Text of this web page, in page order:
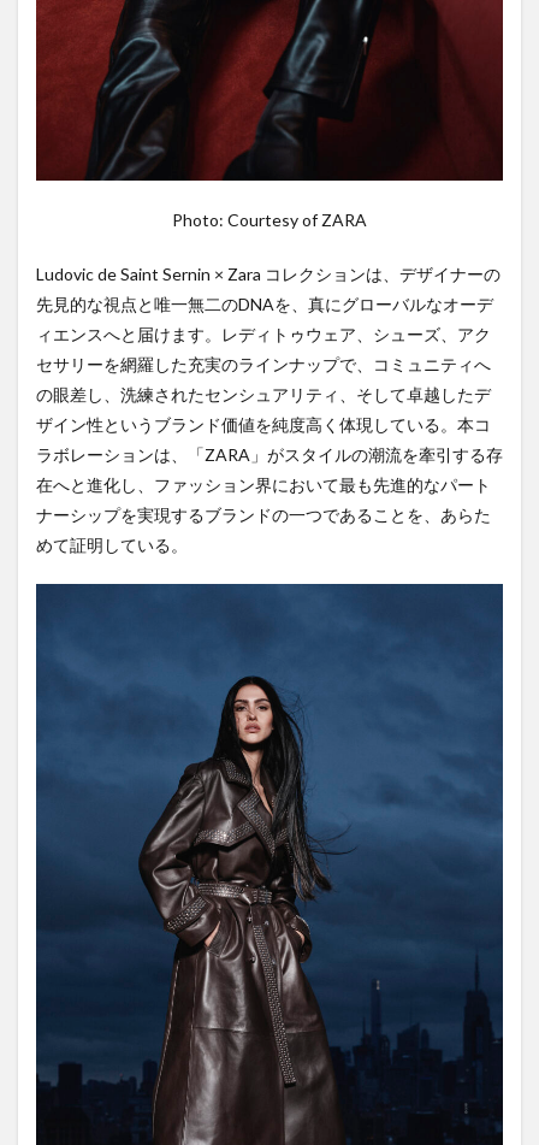
Photo: Courtesy of ZARA
Ludovic de Saint Sernin × Zara コレクションは、デザイナーの
先見的な視点と唯一無二のDNAを、真にグローバルなオーデ
ィエンスへと届けます。レディトゥウェア、シューズ、アク
セサリーを網羅した充実のラインナップで、コミュニティへ
の眼差し、洗練されたセンシュアリティ、そして卓越したデ
ザイン性というブランド価値を純度高く体現している。本コ
ラボレーションは、「ZARA」がスタイルの潮流を牽引する存
在へと進化し、ファッション界において最も先進的なパート
ナーシップを実現するブランドの一つであることを、あらた
めて証明している。